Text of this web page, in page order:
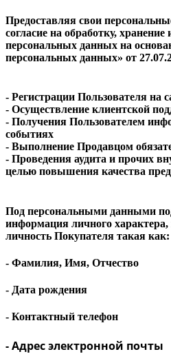
Предоставляя свои
согласие на обработку, хранение
персональных данных на
персональных данных» от
- Регистрации Пользователя на
- Осуществление клиентской
- Получения Пользователем
событиях
- Выполнение Продавцом
- Проведения аудита и прочих
целью повышения качества
Под персональными данными
информация личного
личность Покупателя такая как:
- Фамилия, Имя, Отчество
- Дата рождения
- Контактный телефон
- Адрес электронной почты